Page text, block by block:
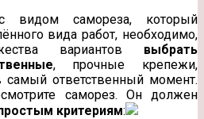
видом самореза, который
вида работ, необходимо,
вариантов выбрать
, прочные крепежи,
ответственный момент.
саморез. Он должен
критериям: